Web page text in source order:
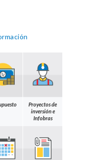
Proyectos de
inversión e
Infobras